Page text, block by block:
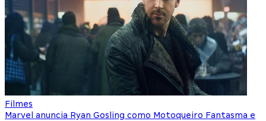
Filmes
Marvel anuncia Ryan Gosling como Motoqueiro Fantasma e